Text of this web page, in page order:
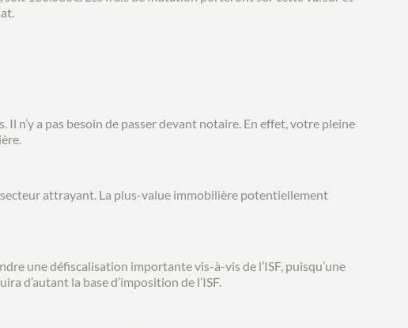
n’y a pas besoin de passer devant notaire. En effet, votre pleine
secteur attrayant. La plus-value immobilière potentiellement
une défiscalisation importante vis-à-vis de l’ISF, puisqu’une
d’autant la base d’imposition de l’ISF.